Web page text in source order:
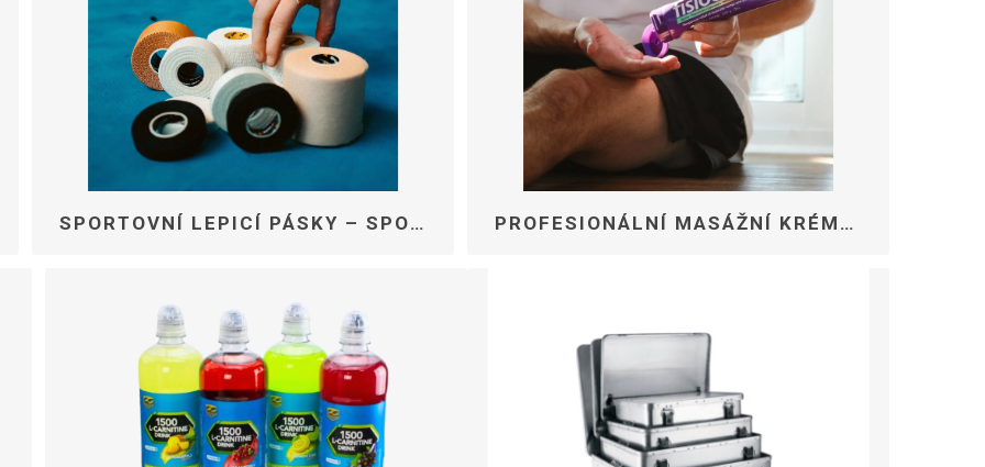
Příslušenství pro venkovní trénink
SPORTOVNÍ LEPICÍ PÁSKY – SPORTOVNÍ LEUKOPLAST A SPORTOVNÍ TEJP PROFESIONÁLNÍ MASÁŽNÍ KRÉMY A OLEJE PRO TERAPEUTY